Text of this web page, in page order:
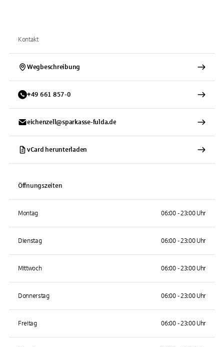
Kontakt
Wegbeschreibung
+49 661 857-0
eichenzell@sparkasse-fulda.de
vCard herunterladen
Öffnungszeiten
Montag 06:00 - 23:00 Uhr
Dienstag 06:00 - 23:00 Uhr
Mittwoch 06:00 - 23:00 Uhr
Donnerstag 06:00 - 23:00 Uhr
Freitag 06:00 - 23:00 Uhr